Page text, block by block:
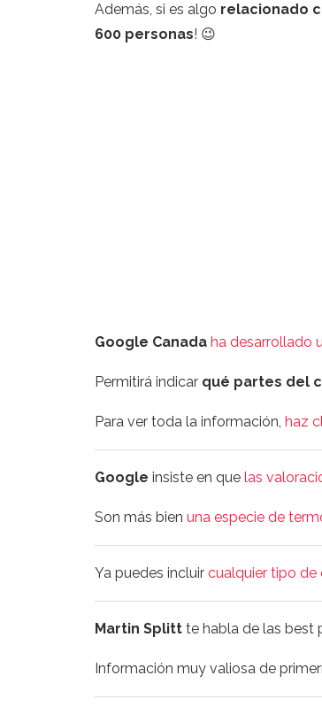
Además, si es algo relacionado
600 personas! 😉
Google Canada ha desarrollado
Permitirá indicar qué partes del
Para ver toda la información, haz
Google insiste en que las
Son más bien una especie de
Ya puedes incluir cualquier tipo
Martin Splitt te habla de las best
Información muy valiosa de